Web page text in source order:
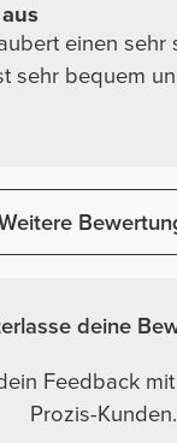
einen sehr
sehr bequem
deine
Feedback
Prozis-Kunden.